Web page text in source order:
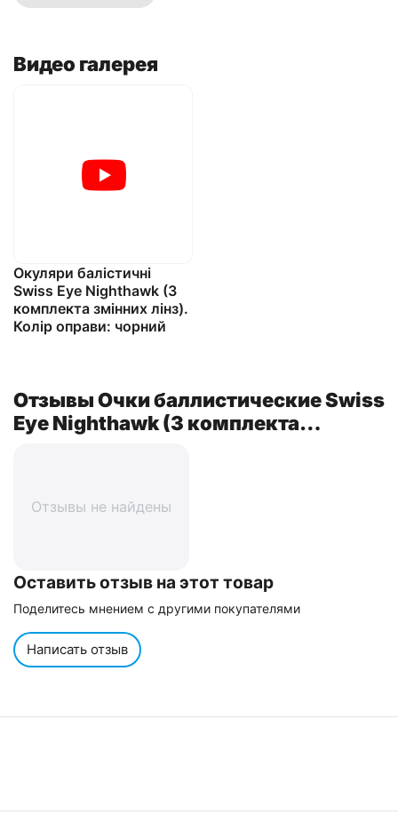
Видео галерея
Окуляри балістичні
Swiss Eye Nighthawk (3
комплекта змінних лінз).
Колір оправи: чорний
Отзывы Очки баллистические Swiss
Eye Nighthawk (3 комплекта
Отзывы не найдены
Оставить отзыв на этот товар
Поделитесь мнением с другими покупателями
Написать отзыв